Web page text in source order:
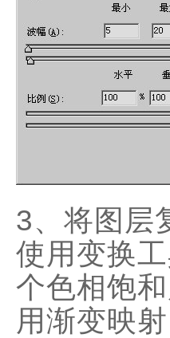
3、将图层
使用变换
个色相饱
用渐变映